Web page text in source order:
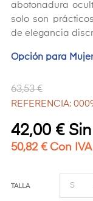
abotonadura
solo son
de elegancia
Opción para Mujer
63,53 €
REFERENCIA:
42,00 €
50,82 € Con IVA
TALLA